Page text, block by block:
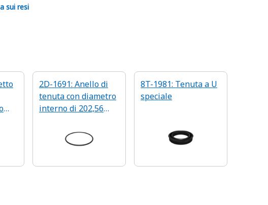
sui resi
2D-1691: Anello di
tenuta con diametro
interno di 202,56
8T-1981: Tenuta a U
speciale